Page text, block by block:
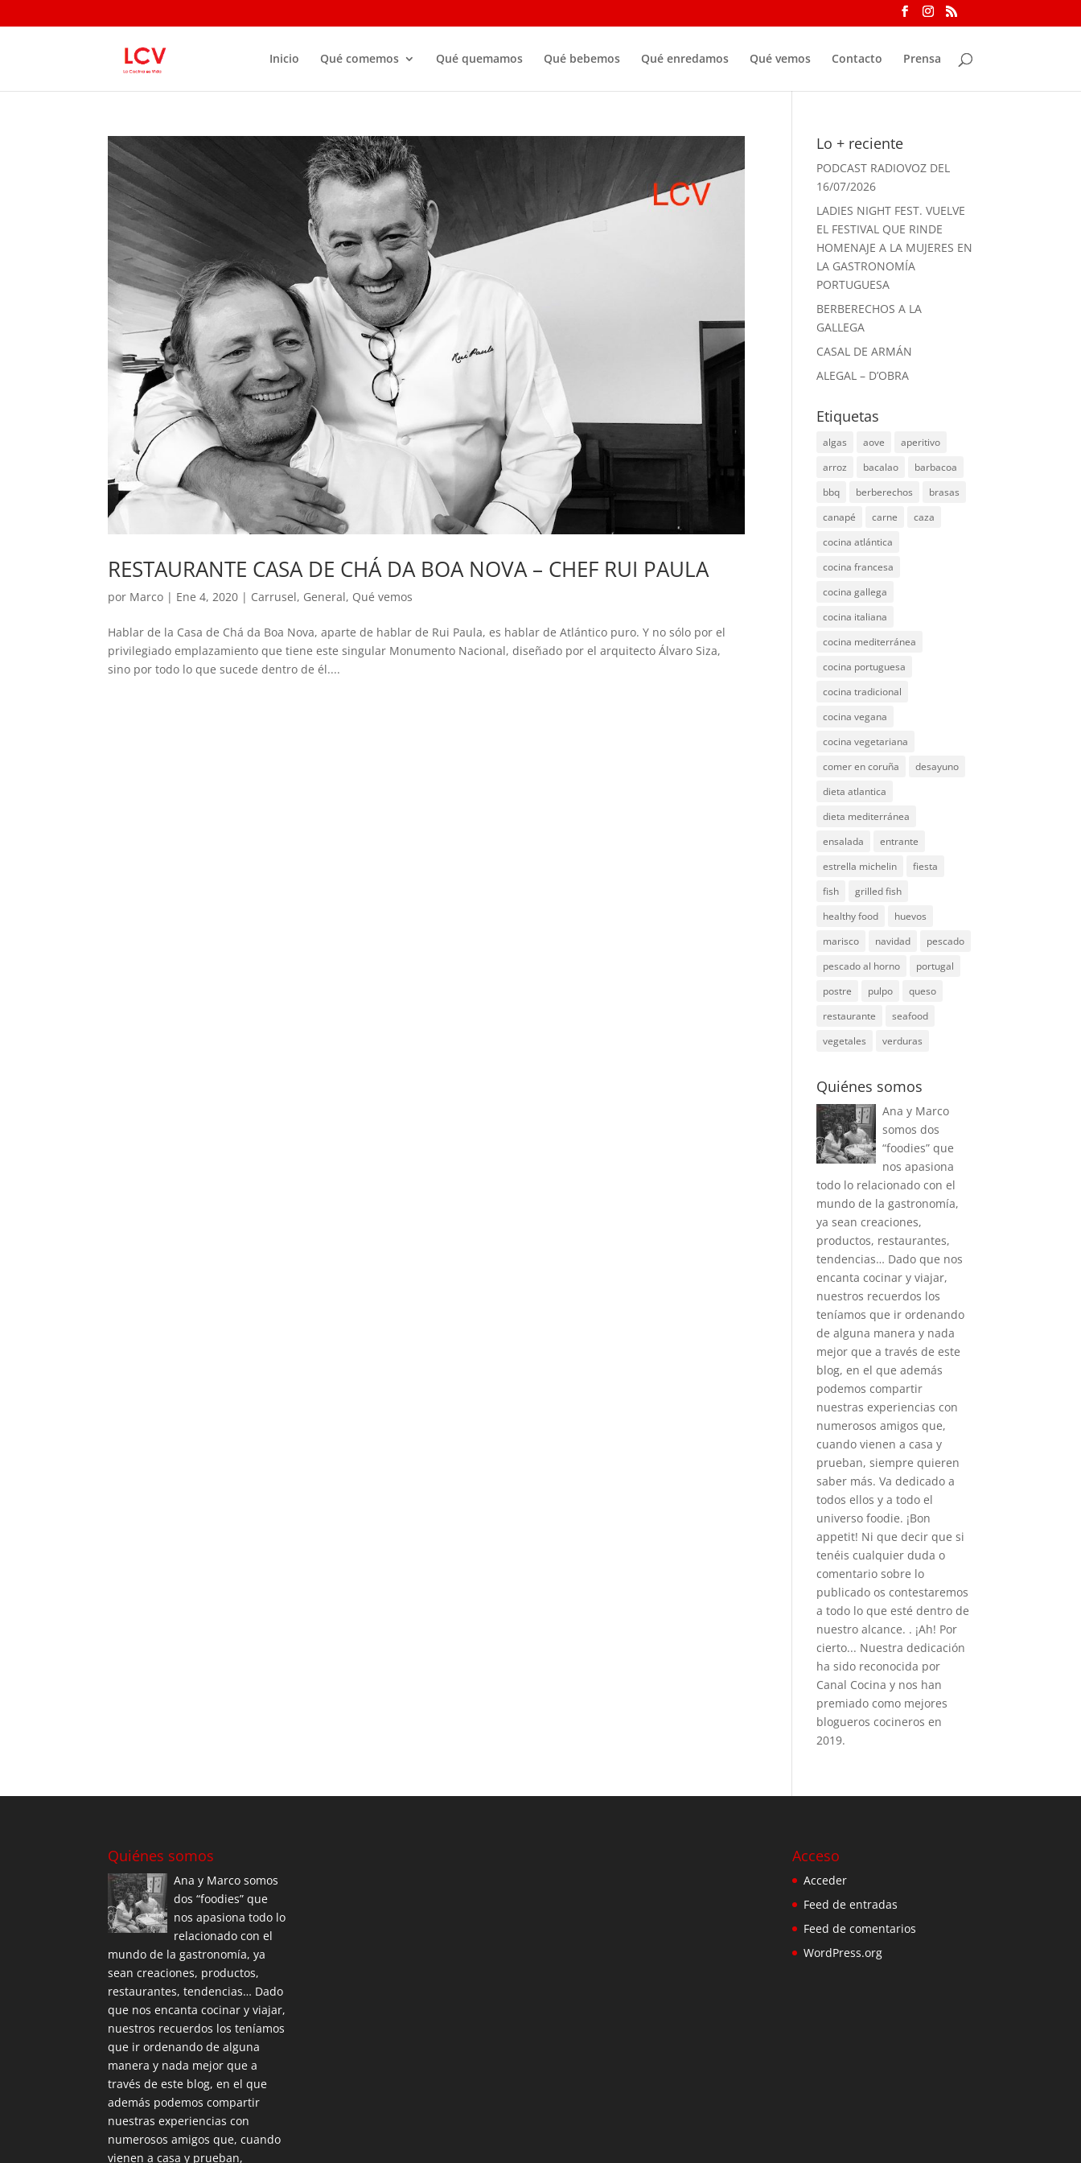
Inicio Qué comemos Qué quemamos Qué bebemos Qué enredamos Qué vemos Contacto Prensa
RESTAURANTE CASA DE CHÁ DA BOA NOVA – CHEF RUI PAULA
por Marco | Ene 4, 2020 | Carrusel, General, Qué vemos
Hablar de la Casa de Chá da Boa Nova, aparte de hablar de Rui Paula, es hablar de Atlántico puro. Y no sólo por el
privilegiado emplazamiento que tiene este singular Monumento Nacional, diseñado por el arquitecto Álvaro Siza,
sino por todo lo que sucede dentro de él....
Lo + reciente
PODCAST RADIOVOZ DEL
16/07/2026
LADIES NIGHT FEST. VUELVE
EL FESTIVAL QUE RINDE
HOMENAJE A LA MUJERES EN
LA GASTRONOMÍA
PORTUGUESA
BERBERECHOS A LA
GALLEGA
CASAL DE ARMÁN
ALEGAL – D’OBRA
Etiquetas
algas aove
aperitivo
arroz
bacalao
barbacoa
bbq
berberechos
brasas
canapé
carne
caza
cocina atlántica
cocina francesa
cocina gallega
cocina italiana
cocina mediterránea
cocina portuguesa
cocina tradicional
cocina vegana
cocina vegetariana
comer en coruña
desayuno
dieta atlantica
dieta mediterránea
ensalada
entrante
estrella michelin
fiesta
fish
grilled fish
healthy food
huevos
marisco
navidad
pescado
pescado al horno
portugal
postre
pulpo
queso
restaurante
seafood
vegetales
verduras
Quiénes somos
Ana y Marco
somos dos
“foodies” que
nos apasiona
todo lo relacionado con el
mundo de la gastronomía,
ya sean creaciones,
productos, restaurantes,
tendencias… Dado que nos
encanta cocinar y viajar,
nuestros recuerdos los
teníamos que ir ordenando
de alguna manera y nada
mejor que a través de este
blog, en el que además
podemos compartir
nuestras experiencias con
numerosos amigos que,
cuando vienen a casa y
prueban, siempre quieren
saber más. Va dedicado a
todos ellos y a todo el
universo foodie. ¡Bon
appetit! Ni que decir que si
tenéis cualquier duda o
comentario sobre lo
publicado os contestaremos
a todo lo que esté dentro de
nuestro alcance. . ¡Ah! Por
cierto... Nuestra dedicación
ha sido reconocida por
Canal Cocina y nos han
premiado como mejores
blogueros cocineros en
2019.
Quiénes somos
Ana y Marco somos
dos “foodies” que
nos apasiona todo lo
relacionado con el
mundo de la gastronomía, ya
sean creaciones, productos,
restaurantes, tendencias… Dado
que nos encanta cocinar y viajar,
nuestros recuerdos los teníamos
que ir ordenando de alguna
manera y nada mejor que a
través de este blog, en el que
además podemos compartir
nuestras experiencias con
numerosos amigos que, cuando
vienen a casa y prueban,
Acceso
Acceder
Feed de entradas
Feed de comentarios
WordPress.org